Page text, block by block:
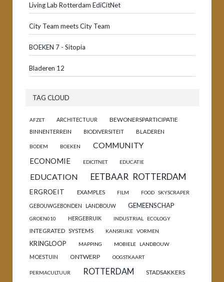
Living Lab Rotterdam EdiCitNet
City Team meets City Team
BOEKEN 7 - Sitopia
Bladeren 12
TAG CLOUD
AFZET ARCHITECTUUR BEWONERSPARTICIPATIE
BINNENTERREIN BIODIVERSITEIT BLADEREN
BODEM BOEKEN
COMMUNITY
ECONOMIE
EDICITNET EDUCATIE
EDUCATION EETBAAR ROTTERDAM
ERGROEIT EXAMPLES FILM FOOD SKYSCRAPER
GEBOUWGEBONDEN LANDBOUW GEMEENSCHAP
GROEN010 HERGEBRUIK INDUSTRIAL ECOLOGY
INTEGRATED SYSTEMS KANSRIJKE VORMEN
KRINGLOOP MAPPING MOBIELE LANDBOUW
MOESTUIN ONTWERP OOGSTKAART
PERMACULTUUR ROTTERDAM STADSAKKERS